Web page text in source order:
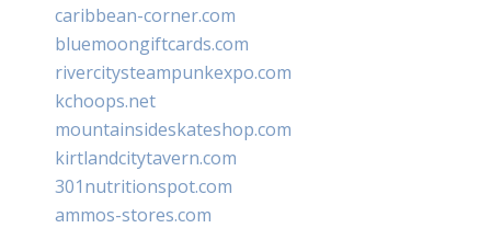
caribbean-corner.com
bluemoongiftcards.com
rivercitysteampunkexpo.com
kchoops.net
mountainsideskateshop.com
kirtlandcitytavern.com
301nutritionspot.com
ammos-stores.com